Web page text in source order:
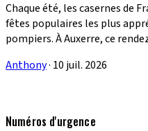
Chaque été, les casernes de
fêtes populaires les plus
pompiers. À Auxerre, ce
Anthony· 10 juil. 2026
Numéros d'urgence